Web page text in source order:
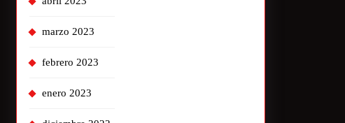
marzo 2023
febrero 2023
enero 2023